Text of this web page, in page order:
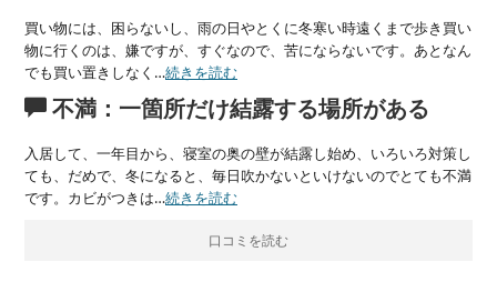
買い物には、困らないし、雨の日やとくに冬寒い時遠くまで歩き買い
物に行くのは、嫌ですが、すぐなので、苦にならないです。あとなん
でも買い置きしなく…続きを読む
不満：一箇所だけ結露する場所がある
入居して、一年目から、寝室の奥の壁が結露し始め、いろいろ対策し
ても、だめで、冬になると、毎日吹かないといけないのでとても不満
です。カビがつきは…続きを読む
口コミを読む